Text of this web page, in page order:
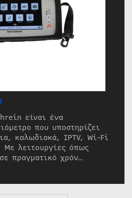
είναι ένα
που υποστηρίζει
καλωδιακά, IPTV, Wi-Fi
Με λειτουργίες όπως
πραγματικό χρόν…